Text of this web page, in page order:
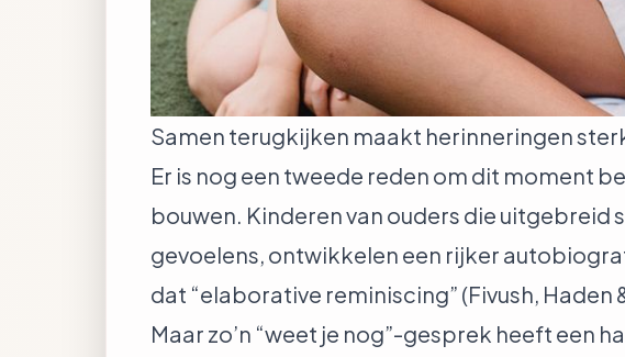
Samen terugkijken maakt herinneringen
Er is nog een tweede reden om dit moment
bouwen. Kinderen van ouders die
gevoelens, ontwikkelen een rijker
dat “elaborative reminiscing” (Fivush, Haden
Maar zo’n “weet je nog”-gesprek heeft een